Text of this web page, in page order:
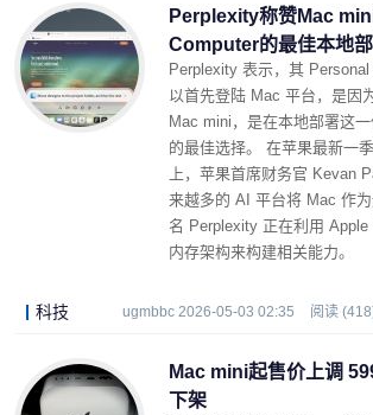
Perplexity称赞Mac
Computer的最佳本地
Perplexity 表示，其
以首先登陆 Mac 平台，是因
Mac mini，是在本地部署这
的最佳选择。 在苹果最新一
上，苹果首席财务官 Kevan
来越多的 AI 平台将 Mac 作
名 Perplexity 正在利用
内存架构来构建相关能力。
科技 ugmbbc 2026-05-03 02:35 阅读
Mac mini起售价上调
下架